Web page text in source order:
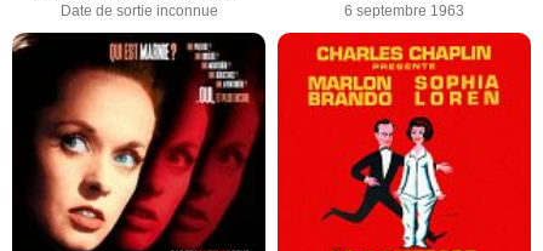
Date de sortie inconnue 6 septembre 1963